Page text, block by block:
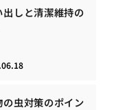
しと清潔維持の
虫対策のポイン